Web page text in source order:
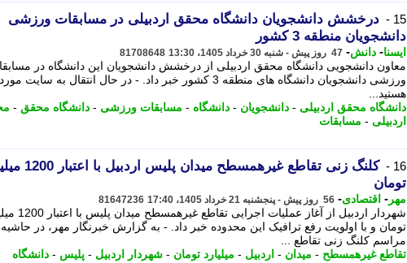
15 -
درخشش دانشجویان دانشگاه محقق اردبیلی در مسابقات ورزشی
دانشجویان منطقه 3 کشور
ایسنا- دانش- 47 روز پیش - شنبه 30 خرداد 1405، 13:30 81708648
معاون دانشجویی دانشگاه محقق اردبیلی از درخشش دانشجویان این دانشگاه در
ورزشی دانشجویان دانشگاه های منطقه 3 کشور خبر داد. - در ﺣﺎل اﻧﺘﻘﺎل ﺑﻪ ﺳﺎﯾﺖ
ﻫﺴﺘﯿﺪ...
دانشگاه محقق اردبیلی - دانشجویان - دانشگاه - مسابقات ورزشی - دانشگاه محقق -
اردبیلی - مسابقات
16 -
کلنگ زنی تقاطع غیرهمسطح میدان
تومان
مهر - اقتصادی- 56 روز پیش - پنجشنبه 21 خرداد 1405، 17:40 81647236
شهردار اردبیل از آغاز عملیات
تومان و با اولویت رفع ترافیک این محدوده خبر داد. - به گزارش خبرنگار مهر، در حاشیه
مراسم کلنگ زنی تقاطع ...
تقاطع غیرهمسطح - میدان - اردبیل - میلیارد تومان - شهردار اردبیل - پلیس - دانشگاه